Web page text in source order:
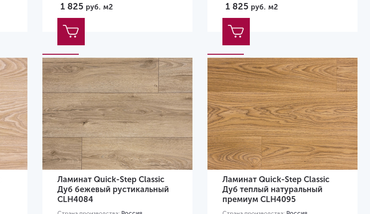
1 825 руб. м2 1 825 руб. м2
Ламинат Quick-Step Classic
Дуб бежевый рустикальный
CLH4084
Ламинат Quick-Step Classic
Дуб теплый натуральный
премиум CLH4095